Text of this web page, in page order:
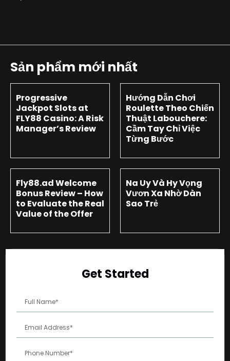
Sản phẩm mới nhất
Progressive
Jackpot Slots at
FLY88 Casino: A Risk
Manager’s Review
Hướng Dẫn Chơi
Roulette Theo Chiến
Thuật Labouchere:
Cầm Tay Chỉ Việc
Từng Bước
Fly88.ad Welcome
Bonus Review – How
to Evaluate the Real
Value of the Offer
Na Uy Và Hy Vọng
Vươn Xa Nhờ Dàn
Sao Trẻ
Get Started